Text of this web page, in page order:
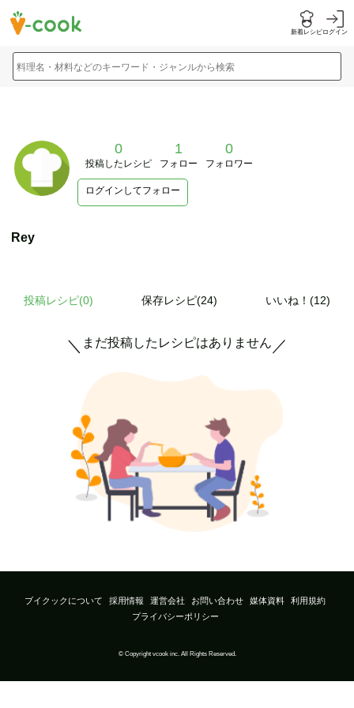
新着レシピログイン
料理名・材料などのキーワード・ジャンルから検索
0
投稿したレシピ
1
フォロー
0
フォロワー
ログインしてフォロー
Rey
投稿レシピ(0) 保存レシピ(24) いいね！(12)
＼ まだ投稿したレシピはありません ／
ブイクックについて 採用情報 運営会社 お問い合わせ 媒体資料
利用規約
プライバシーポリシー
© Copyright vcook inc. All Rights Reserved.